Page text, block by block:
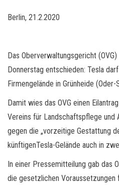
Berlin, 21.2.2020
Das Oberverwaltungsgericht
Donnerstag entschieden: Tesla
Firmengelände in Grünheide
Damit wies das OVG einen
Vereins für Landschaftspflege und
gegen die „vorzeitige Gestattung
künftigenTesla-Gelände auch in
In einer Pressemitteilung gab das
die gesetzlichen